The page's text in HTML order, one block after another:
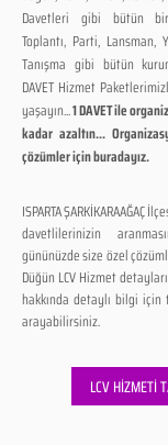
Davetleri gibi bütün
Toplantı, Parti, Lansman,
Tanışma gibi bütün
DAVET Hizmet
yaşayın...1 DAVET ile
kadar azaltın...
çözümler için buradayız.
ISPARTA ŞARKİKARAAĞAÇ
davetlilerinizin
gününüzde size özel
Düğün LCV Hizmet
hakkında detaylı bilgi
arayabilirsiniz.
LCV HİZMETİ